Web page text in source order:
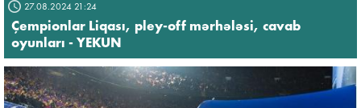
27.08.2024 21:24
Çempionlar Liqası, pley-off mərhələsi, cavab
oyunları - YEKUN